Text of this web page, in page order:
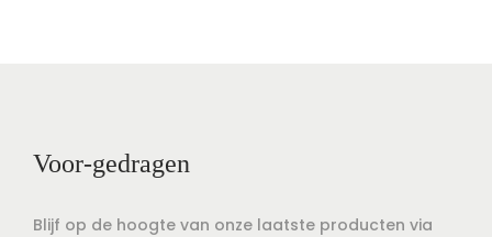
Voor-gedragen
Blijf op de hoogte van onze laatste producten via